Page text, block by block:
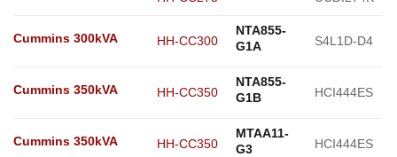
Cummins 300kVA HH-CC300
NTA855-
G1A
S4L1D-D4
Cummins 350kVA HH-CC350
NTA855-
G1B
HCI444ES
Cummins 350kVA HH-CC350
MTAA11-
G3
HCI444ES